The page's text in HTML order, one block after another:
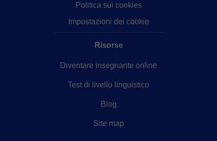
Politica sui cookies
Impostazioni dei cookie
Risorse
Diventare insegnante online
Test di livello linguistico
Blog
Site map